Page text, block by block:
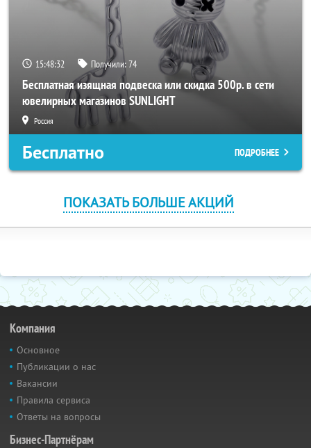
15:48:31 Получили:74
Бесплатная изящная подвеска или скидка 500р. в сети
ювелирных магазинов SUNLIGHT
Россия
Бесплатно ПОДРОБНЕЕ
ПОКАЗАТЬ БОЛЬШЕ АКЦИЙ
Компания
Основное
Публикации о нас
Вакансии
Правила сервиса
Ответы на вопросы
Бизнес-Партнёрам